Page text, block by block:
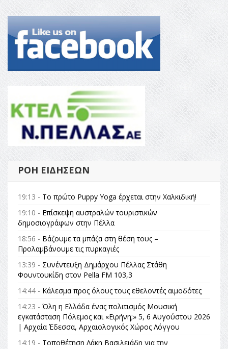
ΡΟΉ ΕΙΔΉΣΕΩΝ
19:13 - Το πρώτο Puppy Yoga έρχεται στην Χαλκιδική!
19:10 - Επίσκεψη αυστραλών τουριστικών
δημοσιογράφων στην Πέλλα
18:56 - Βάζουμε τα μπάζα στη θέση τους –
Προλαμβάνουμε τις πυρκαγιές
13:39 - Συνέντευξη Δημάρχου Πέλλας Στάθη
Φουντουκίδη στον Pella FM 103,3
14:44 - Κάλεσμα προς όλους τους εθελοντές αιμοδότες
14:23 - Όλη η Ελλάδα ένας πολιτισμός Μουσική
εγκατάσταση Πόλεμος και «Ειρήνη;» 5, 6 Αυγούστου 2026
| Αρχαία Έδεσσα, Αρχαιολογικός Χώρος Λόγγου
14:19 - Τοποθέτηση Λάκη Βασιλειάδη για την